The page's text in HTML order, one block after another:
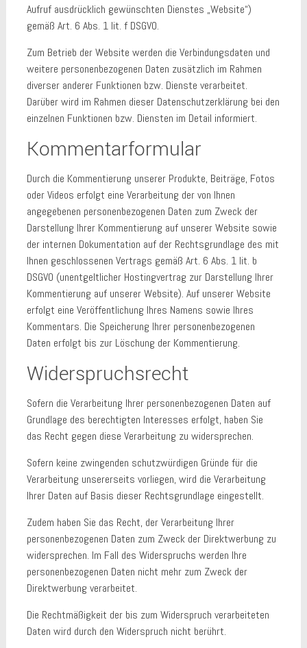
Aufruf ausdrücklich gewünschten Dienstes „Website“)
gemäß Art. 6 Abs. 1 lit. f DSGVO.
Zum Betrieb der Website werden die Verbindungsdaten und
weitere personenbezogenen Daten zusätzlich im Rahmen
diverser anderer Funktionen bzw. Dienste verarbeitet.
Darüber wird im Rahmen dieser Datenschutzerklärung bei den
einzelnen Funktionen bzw. Diensten im Detail informiert.
Kommentarformular
Durch die Kommentierung unserer Produkte, Beiträge, Fotos
oder Videos erfolgt eine Verarbeitung der von Ihnen
angegebenen personenbezogenen Daten zum Zweck der
Darstellung Ihrer Kommentierung auf unserer Website sowie
der internen Dokumentation auf der Rechtsgrundlage des mit
Ihnen geschlossenen Vertrags gemäß Art. 6 Abs. 1 lit. b
DSGVO (unentgeltlicher Hostingvertrag zur Darstellung Ihrer
Kommentierung auf unserer Website). Auf unserer Website
erfolgt eine Veröffentlichung Ihres Namens sowie Ihres
Kommentars. Die Speicherung Ihrer personenbezogenen
Daten erfolgt bis zur Löschung der Kommentierung.
Widerspruchsrecht
Sofern die Verarbeitung Ihrer personenbezogenen Daten auf
Grundlage des berechtigten Interesses erfolgt, haben Sie
das Recht gegen diese Verarbeitung zu widersprechen.
Sofern keine zwingenden schutzwürdigen Gründe für die
Verarbeitung unsererseits vorliegen, wird die Verarbeitung
Ihrer Daten auf Basis dieser Rechtsgrundlage eingestellt.
Zudem haben Sie das Recht, der Verarbeitung Ihrer
personenbezogenen Daten zum Zweck der Direktwerbung zu
widersprechen. Im Fall des Widerspruchs werden Ihre
personenbezogenen Daten nicht mehr zum Zweck der
Direktwerbung verarbeitet.
Die Rechtmäßigkeit der bis zum Widerspruch verarbeiteten
Daten wird durch den Widerspruch nicht berührt.